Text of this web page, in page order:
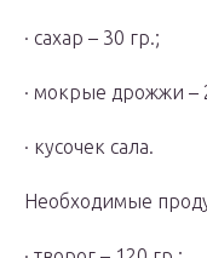
· сахар – 30 гр.;
· мокрые дрожжи –
· кусочек сала.
Необходимые